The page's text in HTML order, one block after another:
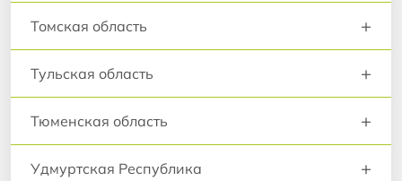
Томская область +
Тульская область +
Тюменская область +
Удмуртская Республика +